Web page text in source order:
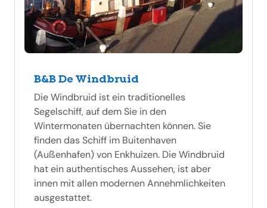
B&B De Windbruid
Die Windbruid ist ein traditionelles
Segelschiff, auf dem Sie in den
Wintermonaten übernachten können. Sie
finden das Schiff im Buitenhaven
(Außenhafen) von Enkhuizen. Die Windbruid
hat ein authentisches Aussehen, ist aber
innen mit allen modernen Annehmlichkeiten
ausgestattet.